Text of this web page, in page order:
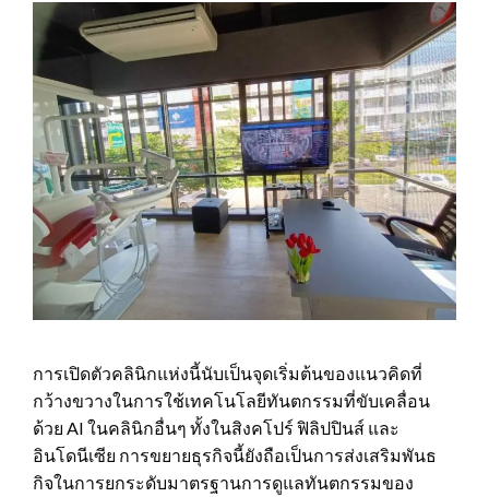
การเปิดตัวคลินิกแห่งนี้นับเป็นจุดเริ่มต้นของแนวคิดที่
กว้างขวางในการใช้เทคโนโลยีทันตกรรมที่ขับเคลื่อน
ด้วย AI ในคลินิกอื่นๆ ทั้งในสิงคโปร์ ฟิลิปปินส์ และ
อินโดนีเซีย การขยายธุรกิจนี้ยังถือเป็นการส่งเสริมพันธ
กิจในการยกระดับมาตรฐานการดูแลทันตกรรมของ